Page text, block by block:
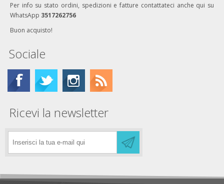
Per info su stato ordini, spedizioni e fatture contattateci anche qui su
WhatsApp 3517262756
Buon acquisto!
Sociale
Ricevi la newsletter